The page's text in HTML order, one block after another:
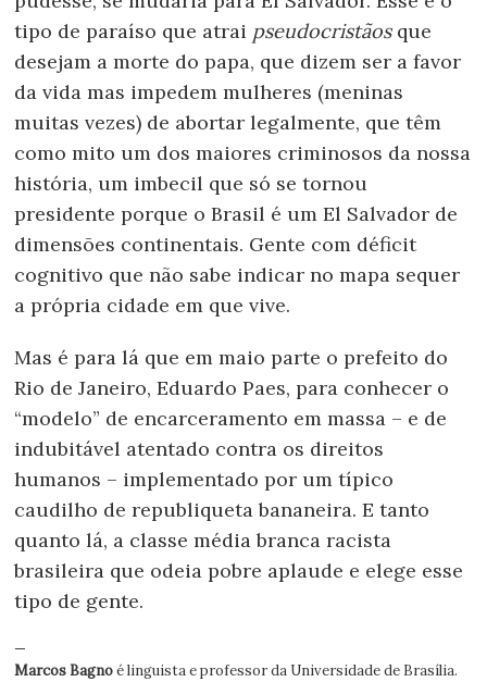
tipo de paraíso que atrai pseudocristãosque
desejam a morte do papa, que dizem ser a favor
da vida mas impedem mulheres (meninas
muitas vezes) de abortar legalmente, que têm
como mito um dos maiores criminosos da nossa
história, um imbecil que só se tornou
presidente porque o Brasil é um El Salvador de
dimensões continentais. Gente com déficit
cognitivo que não sabe indicar no mapa sequer
a própria cidade em que vive.
Mas é para lá que em maio parte o prefeito do
Rio de Janeiro, Eduardo Paes, para conhecer o
“modelo” de encarceramento em massa – e de
indubitável atentado contra os direitos
humanos – implementado por um típico
caudilho de republiqueta bananeira. E tanto
quanto lá, a classe média branca racista
brasileira que odeia pobre aplaude e elege esse
tipo de gente.
—
Marcos Bagnoé linguista e professor da Universidade de Brasília.